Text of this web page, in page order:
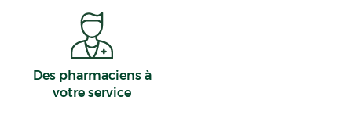
Des pharmaciens à
votre service